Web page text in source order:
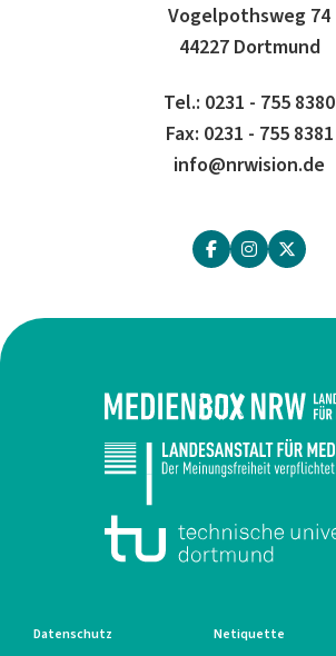
Vogelpothsweg 74
44227 Dortmund
Tel.: 0231 - 755 8380
Fax: 0231 - 755 8381
info@nrwision.de
Datenschutz Netiquette